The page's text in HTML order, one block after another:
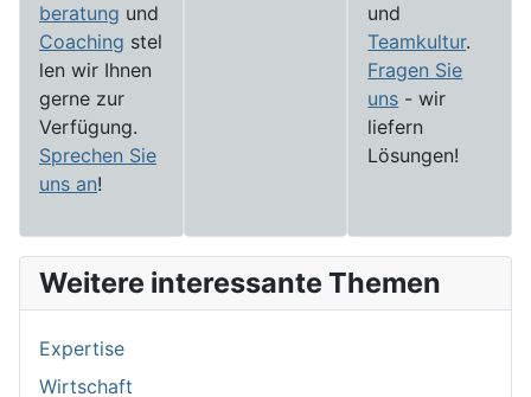
beratung und
Coaching stel
len wir Ihnen
gerne zur
Verfügung.
Sprechen Sie
uns an!
und
Teamkultur.
Fragen Sie
uns - wir
liefern
Lösungen!
Weitere interessante Themen
Expertise
Wirtschaft